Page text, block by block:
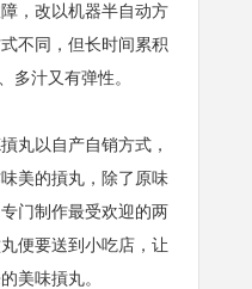
，改以机器半自动方
不同，但长时间累积
多汁又有弹性。
丸以自产自销方式，
美的摃丸，除了原味
门制作最受欢迎的两
便要送到小吃店，让
美味摃丸。